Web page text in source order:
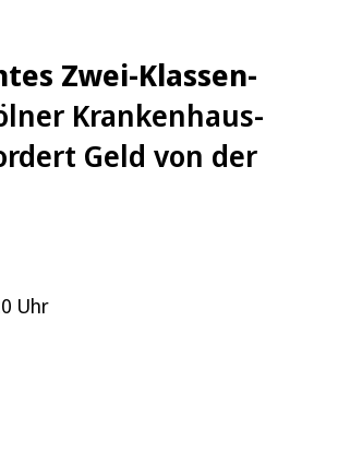
Zwei-Klassen-
Krankenhaus-
Geld von der
Uhr